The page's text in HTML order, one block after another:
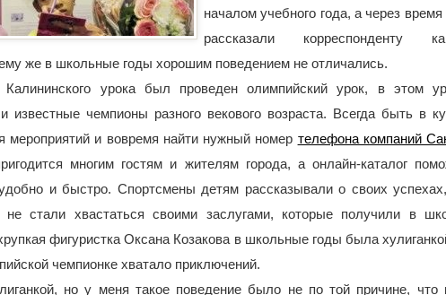
началом учебного года, а через время
рассказали корреспонденту
же в школьные годы хорошим поведением не отличались.
урока был проведен олимпийский урок, в этом
известные чемпионы разного векового возраста. Всегда быть в
мероприятий и вовремя найти нужный номер телефона компаний
многим гостям и жителям города, а онлайн-каталог
и быстро. Спортсмены детям рассказывали о своих
стали хвастаться своими заслугами, которые получили в
фигуристка Оксана Козакова в школьные годы была
чемпионке хватало приключений.
но у меня такое поведение было не по той причине, что